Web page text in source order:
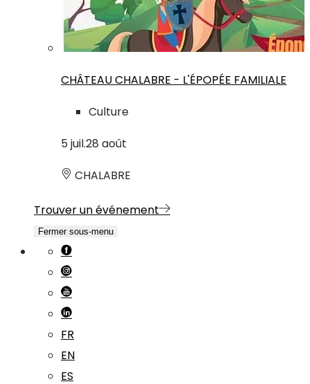
CHÂTEAU CHALABRE - L'ÉPOPÉE FAMILIALE
Culture
5 juil.28 août
CHALABRE
Trouver un événement
Fermer sous-menu
FR
EN
ES